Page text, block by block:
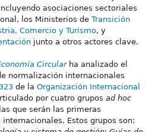
asociaciones sectoriales
los Ministerios de Transición
Comercio y Turismo, y
junto a otros actores clave.
Circular ha analizado el
normalización internacionales
de la Organización Internacional
por cuatro grupos ad hoc
que serán las primeras
Estos grupos son: